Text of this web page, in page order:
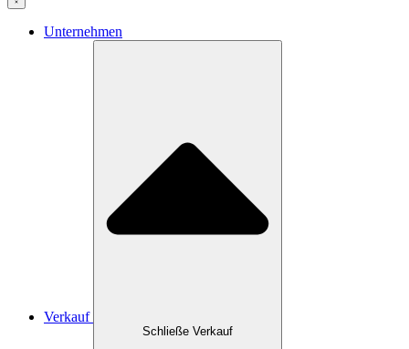
Unternehmen
Verkauf
Schließe Verkauf